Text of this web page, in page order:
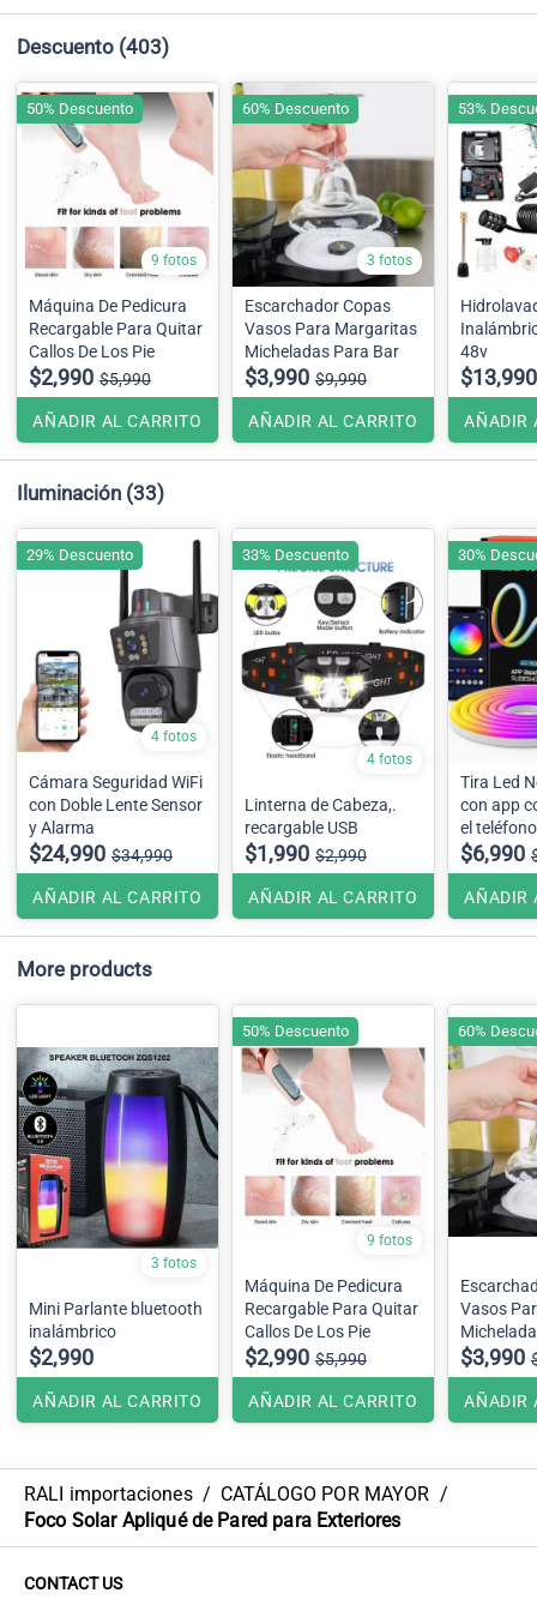
Descuento (403)
9 fotos
Máquina De Pedicura
Recargable Para Quitar
Callos De Los Pie
$2,990 $5,990
AÑADIR AL CARRITO
50% Descuento
3 fotos
Escarchador Copas
Vasos Para Margaritas
Micheladas Para Bar
$3,990 $9,990
AÑADIR AL CARRITO
60% Descuento
48v
$13,990
AÑADIR
53%
Iluminación (33)
4 fotos
Cámara Seguridad WiFi
con Doble Lente Sensor
y Alarma
$24,990 $34,990
AÑADIR AL CARRITO
29% Descuento
4 fotos
Linterna de Cabeza,.
recargable USB
$1,990 $2,990
AÑADIR AL CARRITO
33% Descuento
Tira Led
con app
el teléfono
$6,990
AÑADIR
30%
More products
3 fotos
Mini Parlante bluetooth
inalámbrico
$2,990
AÑADIR AL CARRITO
9 fotos
Máquina De Pedicura
Recargable Para Quitar
Callos De Los Pie
$2,990 $5,990
AÑADIR AL CARRITO
50% Descuento
Vasos
$3,990
AÑADIR
60%
RALI importaciones / CATÁLOGO POR MAYOR /
Foco Solar Apliqué de Pared para Exteriores
CONTACT US